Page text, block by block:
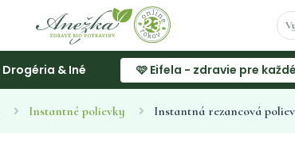
Drogéria & Iné 🩷 Eifela - zdravie pre
Instantné polievky Instantná rezancová